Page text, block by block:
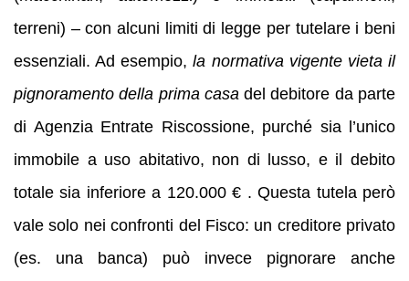
terreni) – con alcuni limiti di legge per tutelare i beni
essenziali. Ad esempio,la normativa vigente vieta il
pignoramento della prima casadel debitore da parte
di Agenzia Entrate Riscossione, purché sia l’unico
immobile a uso abitativo, non di lusso, e il debito
totale sia inferiore a 120.000 € . Questa tutela però
vale solo nei confronti del Fisco: un creditore privato
(es. una banca) può invece pignorare anche